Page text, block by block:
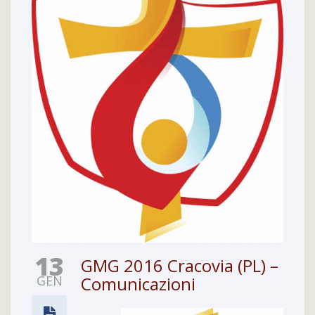
13
GEN
GMG 2016 Cracovia (PL) –
Comunicazioni